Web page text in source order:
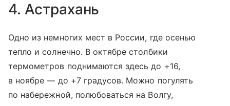
4. Астрахань
Одно из немногих мест в России, где осенью
тепло и солнечно. В октябре столбики
термометров поднимаются здесь до +16,
в ноябре — до +7 градусов. Можно погулять
по набережной, полюбоваться на Волгу,